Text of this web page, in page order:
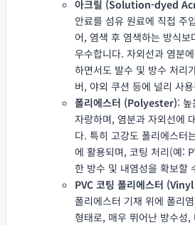
아크릴 (Solution-dyed
안료를 섬유 원료에 직접 주
어, 염색 후 염색하는 방식보
우수합니다. 자외선과 염분
하면서도 발수 및 방수 처리
버, 야외 쿠션 등에 널리 사
폴리에스터 (Polyester): 높
자랑하며, 염분과 자외선에
다. 특히 고강도 폴리에스터
에 활용되며, 코팅 처리(예:
한 방수 및 내염성을 확보할
PVC 코팅 폴리에스터
폴리에스터 기재 위에 폴리
형태로, 매우 뛰어난 방수성